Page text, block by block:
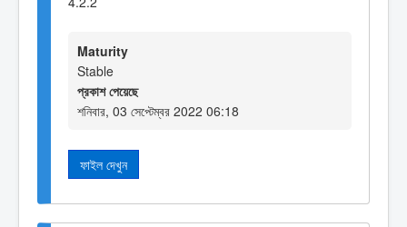
Maturity
Stable
প্রকাশ পেয়েছে
শনিবার, 03 সেপ্টেম্বর 2022 06:18
ফাইল দেখুন